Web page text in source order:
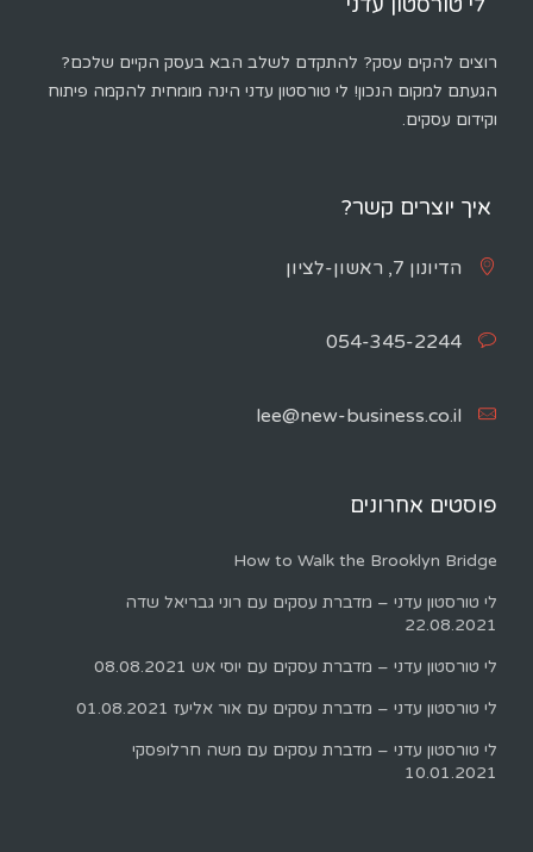
רוצים להקים עסק? להתקדם לשלב הבא בעסק הקיים שלכם?
הגעתם למקום הנכון! לי טורסטון עדני הינה מומחית להקמה פיתוח
וקידום עסקים.
איך יוצרים קשר?
הדיונון 7, ראשון-לציון
054-345-2244
lee@new-business.co.il
פוסטים אחרונים
How to Walk the Brooklyn Bridge
לי טורסטון עדני – מדברת עסקים עם רוני גבריאל שדה
22.08.2021
לי טורסטון עדני – מדברת עסקים עם יוסי אש 08.08.2021
לי טורסטון עדני – מדברת עסקים עם אור אליעז 01.08.2021
לי טורסטון עדני – מדברת עסקים עם משה חרלופסקי
10.01.2021